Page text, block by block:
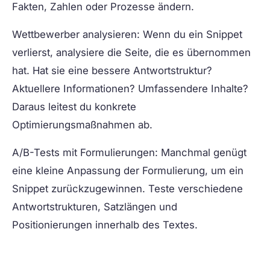
Fakten, Zahlen oder Prozesse ändern.
Wettbewerber analysieren: Wenn du ein Snippet
verlierst, analysiere die Seite, die es übernommen
hat. Hat sie eine bessere Antwortstruktur?
Aktuellere Informationen? Umfassendere Inhalte?
Daraus leitest du konkrete
Optimierungsmaßnahmen ab.
A/B-Tests mit Formulierungen: Manchmal genügt
eine kleine Anpassung der Formulierung, um ein
Snippet zurückzugewinnen. Teste verschiedene
Antwortstrukturen, Satzlängen und
Positionierungen innerhalb des Textes.